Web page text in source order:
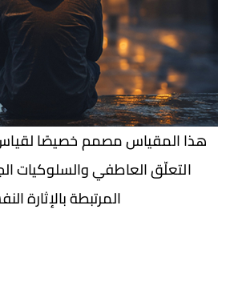
هذا المقياس مصمم خصيصًا لقياس
التعلّق العاطفي والسلوكيات
المرتبطة بالإثارة